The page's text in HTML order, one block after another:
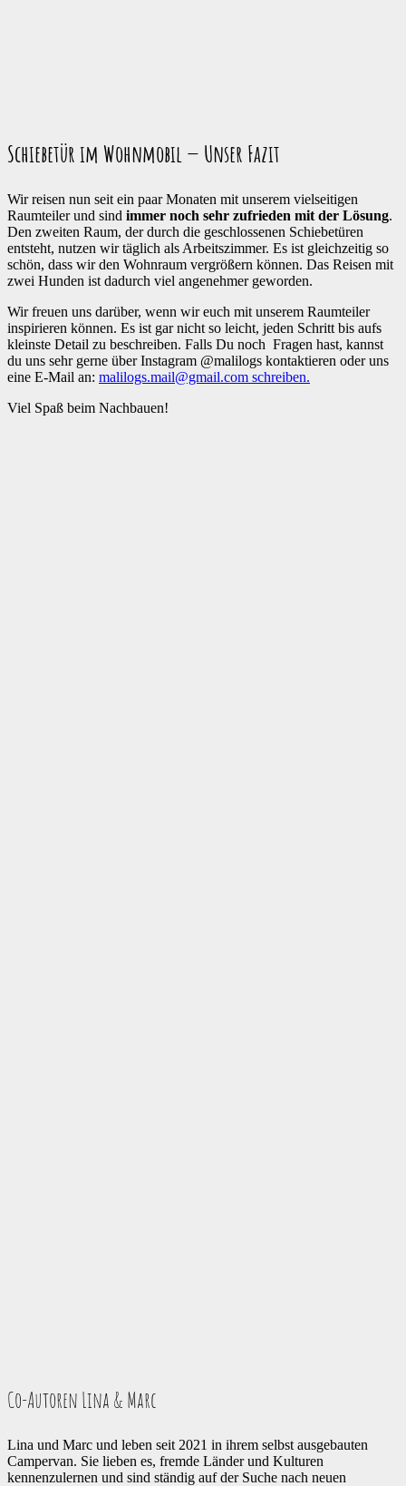
Schiebetür im Wohnmobil — Unser Fazit
Wir reisen nun seit ein paar Monaten mit unserem vielseitigen
Raumteiler und sind immer noch sehr zufrieden mit der Lösung.
Den zweiten Raum, der durch die geschlossenen Schiebetüren
entsteht, nutzen wir täglich als Arbeitszimmer. Es ist gleichzeitig so
schön, dass wir den Wohnraum vergrößern können. Das Reisen mit
zwei Hunden ist dadurch viel angenehmer geworden.
Wir freuen uns darüber, wenn wir euch mit unserem Raumteiler
inspirieren können. Es ist gar nicht so leicht, jeden Schritt bis aufs
kleinste Detail zu beschreiben. Falls Du noch Fragen hast, kannst
du uns sehr gerne über Instagram @malilogs kontaktieren oder uns
eine E-Mail an: malilogs.mail@gmail.com schreiben.
Viel Spaß beim Nachbauen!
Co-Autoren Lina & Marc
Lina und Marc und leben seit 2021 in ihrem selbst ausgebauten
Campervan. Sie lieben es, fremde Länder und Kulturen
kennenzulernen und sind ständig auf der Suche nach neuen